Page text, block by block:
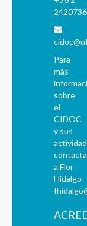
Para
más
sobre
el
CIDOC
y sus
a Flor
Hidalgo